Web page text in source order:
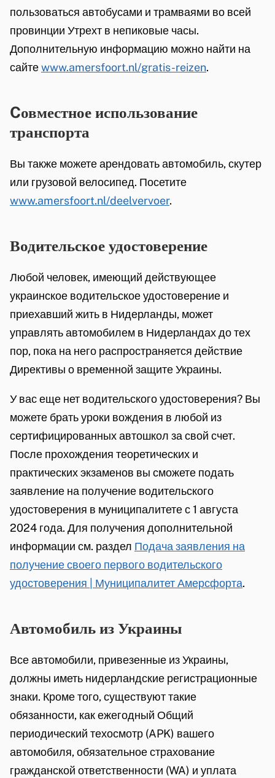
e
t
пользоваться автобусами и трамваями во всей
провинции Утрехт в непиковые часы.
Дополнительную информацию можно найти на
сайтеwww.amersfoort.nl/gratis-reizen.
Cовместное использование
транспорта
Вы также можете арендовать автомобиль, скутер
или грузовой велосипед. Посетите
www.amersfoort.nl/deelvervoer.
Водительское удостоверение
Любой человек, имеющий действующее
украинское водительское удостоверение и
приехавший жить в Нидерланды, может
управлять автомобилем в Нидерландах до тех
пор, пока на него распространяется действие
Директивы о временной защите Украины.
У вас еще нет водительского удостоверения? Вы
можете брать уроки вождения в любой из
сертифицированных автошкол за свой счет.
После прохождения теоретических и
практических экзаменов вы сможете подать
заявление на получение водительского
удостоверения в муниципалитете с 1 августа
2024 года. Для получения дополнительной
информации см. раздел Подача заявления на
получение своего первого водительского
удостоверения | Муниципалитет Амерсфорта.
Автомобиль из Украины
Все автомобили, привезенные из Украины,
должны иметь нидерландские регистрационные
знаки. Кроме того, существуют такие
обязанности, как ежегодный Общий
периодический техосмотр (APK) вашего
автомобиля, обязательное страхование
гражданской ответственности (WA) и уплата